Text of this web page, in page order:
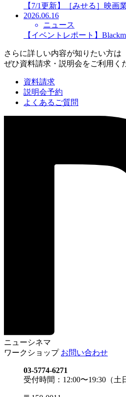
【7/1更新】［みせる］映画
2026.06.16
ニュース
【イベントレポート】
さらに詳しい内容が知りたい方は
ぜひ資料請求・説明会をご利用く
資料請求
説明会予約
よくあるご質問
ニューシネマ
ワークショップ お問い合わせ
03-5774-6271
受付時間：12:00〜19:30（土